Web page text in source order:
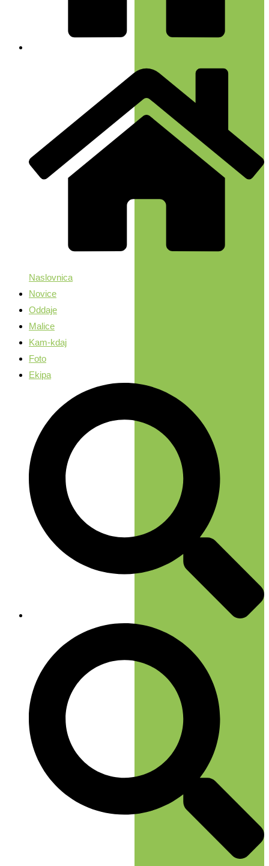
Naslovnica
Novice
Oddaje
Malice
Kam-kdaj
Foto
Ekipa